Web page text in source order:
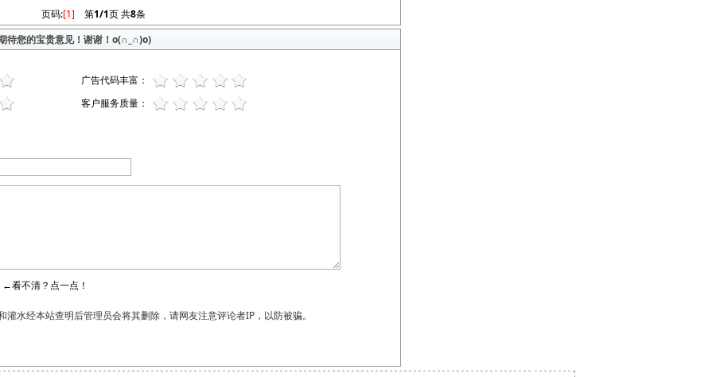
页码:[1] 第1/1页 共8条
待您的宝贵意见！谢谢！o(∩_∩)o)
广告代码丰富：
客户服务质量：
←看不清？点一点！
灌水经本站查明后管理员会将其删除，请网友注意评论者IP，以防被骗。